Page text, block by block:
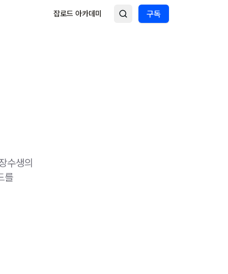
잡로드 아카데미 구독
수생의
를